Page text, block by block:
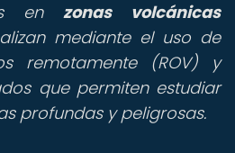
en zonas volcánicas
mediante el uso de
remotamente (ROV) y
que permiten estudiar
profundas y peligrosas.